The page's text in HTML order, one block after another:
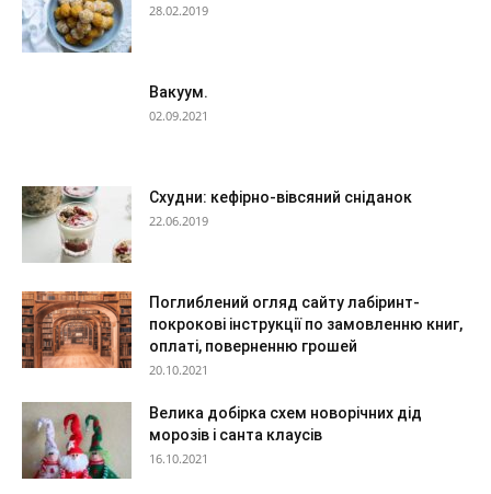
28.02.2019
Вакуум.
02.09.2021
Схудни: кефірно-вівсяний сніданок
22.06.2019
Поглиблений огляд сайту лабіринт-
покрокові інструкції по замовленню книг,
оплаті, поверненню грошей
20.10.2021
Велика добірка схем новорічних дід
морозів і санта клаусів
16.10.2021